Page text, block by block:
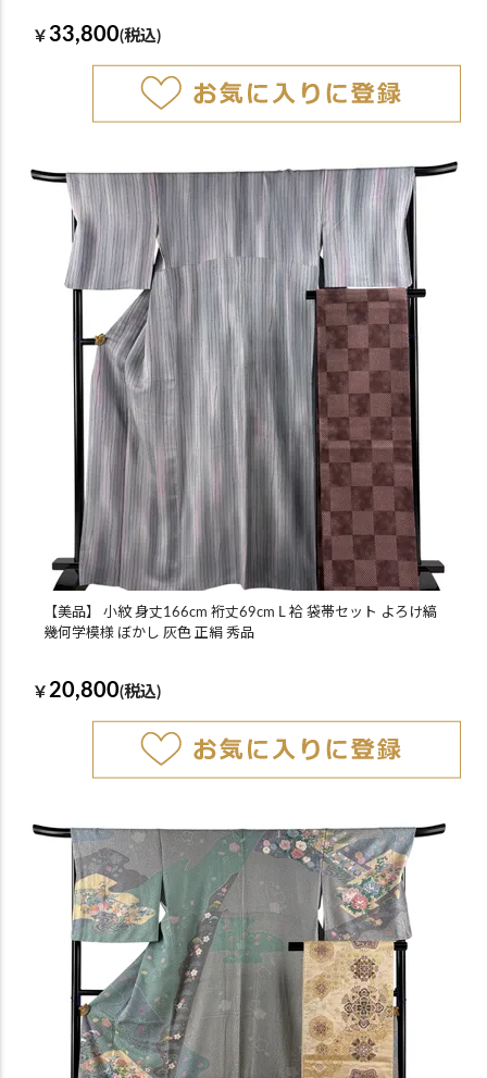
￥ 33,800(税込)
【美品】 小紋 身丈166cm 裄丈69cm L 袷 袋帯セット よろけ縞
幾何学模様 ぼかし 灰色 正絹 秀品
￥ 20,800(税込)